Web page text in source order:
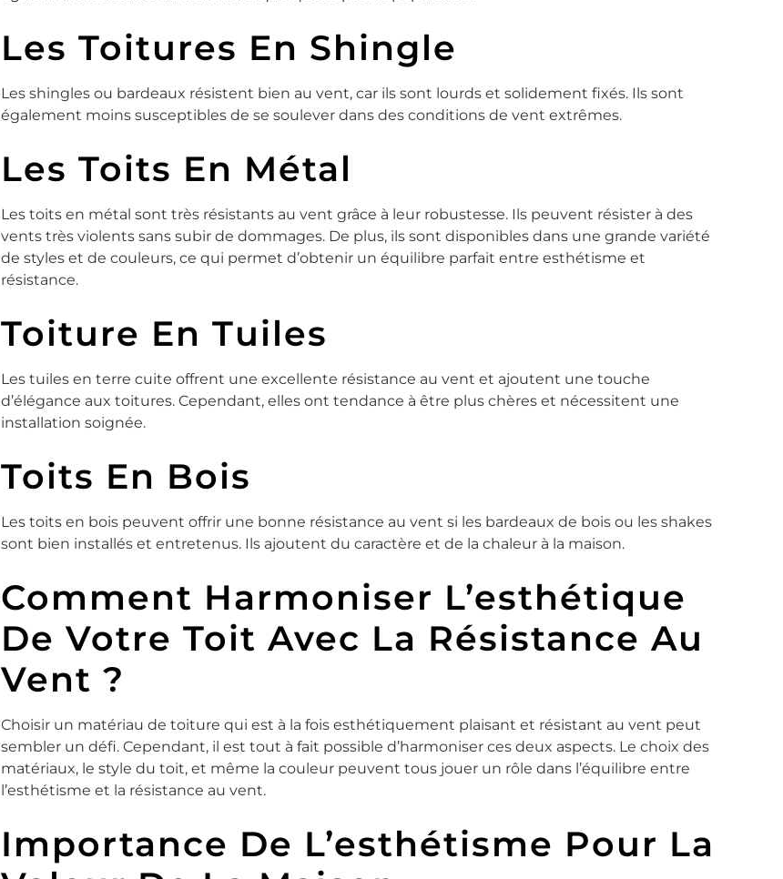
Les Toitures En Shingle
Les shingles ou bardeaux résistent bien au vent, car ils sont lourds et solidement fixés. Ils sont
également moins susceptibles de se soulever dans des conditions de vent extrêmes.
Les Toits En Métal
Les toits en métal sont très résistants au vent grâce à leur robustesse. Ils peuvent résister à des
vents très violents sans subir de dommages. De plus, ils sont disponibles dans une grande variété
de styles et de couleurs, ce qui permet d’obtenir un équilibre parfait entre esthétisme et
résistance.
Toiture En Tuiles
Les tuiles en terre cuite offrent une excellente résistance au vent et ajoutent une touche
d’élégance aux toitures. Cependant, elles ont tendance à être plus chères et nécessitent une
installation soignée.
Toits En Bois
Les toits en bois peuvent offrir une bonne résistance au vent si les bardeaux de bois ou les shakes
sont bien installés et entretenus. Ils ajoutent du caractère et de la chaleur à la maison.
Comment Harmoniser L’esthétique
De Votre Toit Avec La Résistance Au
Vent ?
Choisir un matériau de toiture qui est à la fois esthétiquement plaisant et résistant au vent peut
sembler un défi. Cependant, il est tout à fait possible d’harmoniser ces deux aspects. Le choix des
matériaux, le style du toit, et même la couleur peuvent tous jouer un rôle dans l’équilibre entre
l’esthétisme et la résistance au vent.
Importance De L’esthétisme Pour La